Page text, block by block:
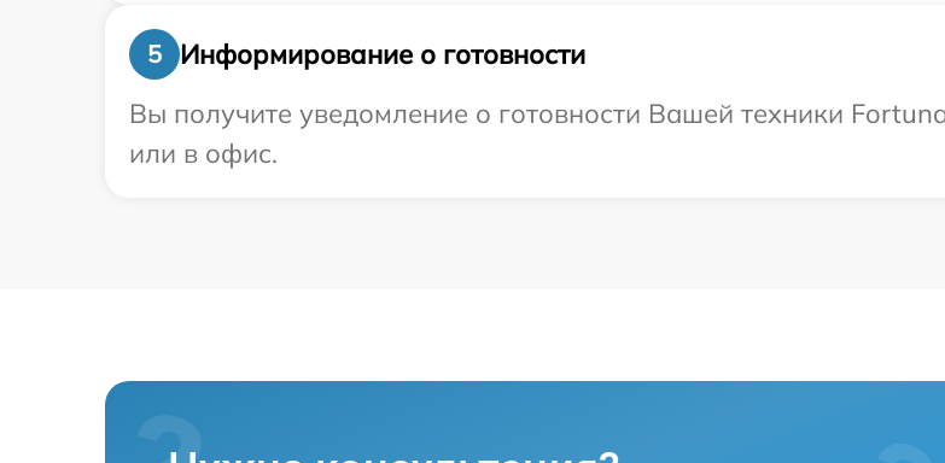
5
Информирование о готовности
Вы получите уведомление о готовности Вашей техники
или в офис.